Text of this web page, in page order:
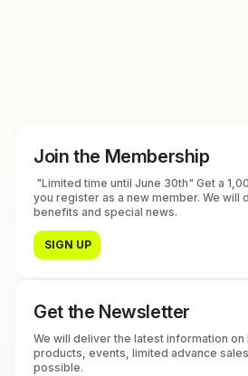
Join the Membership
"Limited time until June 30th" Get a
you register as a new member. We
benefits and special news.
SIGN UP
Get the Newsletter
We will deliver the latest information on
products, events, limited advance
possible.